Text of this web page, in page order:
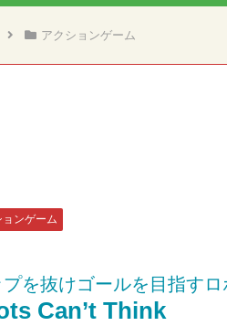
アクションゲーム
ョンゲーム
プを抜けゴールを目指す
Can’t Think